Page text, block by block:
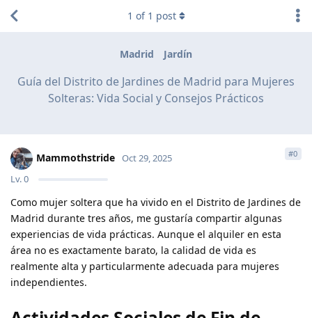
Madrid Jardín
Guía del Distrito de Jardines de Madrid para Mujeres
Solteras: Vida Social y Consejos Prácticos
1 of 1 post
Mammothstride
Lv.0
Oct 29, 2025 #0
Como mujer soltera que ha vivido en el Distrito de Jardines de
Madrid durante tres años, me gustaría compartir algunas
experiencias de vida prácticas. Aunque el alquiler en esta
área no es exactamente barato, la calidad de vida es
realmente alta y particularmente adecuada para mujeres
independientes.